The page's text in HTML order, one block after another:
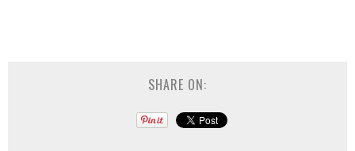
SHARE ON: